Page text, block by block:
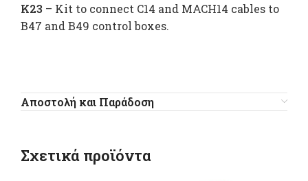
K23 – Kit to connect C14 and MACH14 cables to
B47 and B49 control boxes.
Αποστολή και Παράδοση
Σχετικά προϊόντα